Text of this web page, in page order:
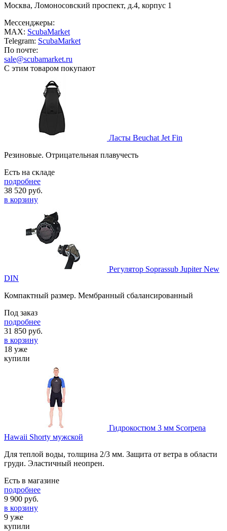
Москва, Ломоносовский проспект, д.4, корпус 1
Мессенджеры:
MAX: ScubaMarket
Telegram: ScubaMarket
По почте:
sale@scubamarket.ru
С этим товаром покупают
Ласты Beuchat Jet Fin
Резиновые. Отрицательная плавучесть
Есть на складе
подробнее
38 520 руб.
в корзину
Регулятор Soprassub Jupiter New
DIN
Компактный размер. Мембранный сбалансированный
Под заказ
подробнее
31 850 руб.
в корзину
18 уже
купили
Гидрокостюм 3 мм Scorpena
Hawaii Shorty мужской
Для теплой воды, толщина 2/3 мм. Защита от ветра в области
груди. Эластичный неопрен.
Есть в магазине
подробнее
9 900 руб.
в корзину
9 уже
купили